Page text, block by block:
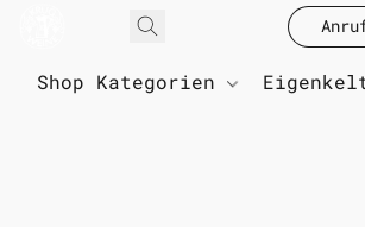
Shop Kategorien